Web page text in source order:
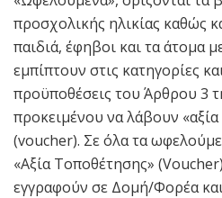
προσχολικής ηλικίας καθώς
παιδιά, έφηβοι και τα άτομα
εμπίπτουν στις κατηγορίες
προϋποθέσεις του Άρθρου 3
προκειμένου να λάβουν
(voucher). Σε όλα τα
«Αξία Τοποθέτησης»
εγγραφούν σε Δομή/Φορέα